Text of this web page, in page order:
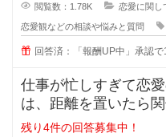
閲覧数：1.78K 恋愛に関し
恋愛観などの相談や悩みと質問
回答済：「報酬UP中」承認で
仕事が忙しすぎて恋
は、距離を置いたら
？また元に戻る時はど
残り4件の回答募集中！